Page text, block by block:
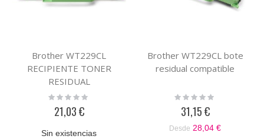
Brother WT229CL
RECIPIENTE TONER
RESIDUAL
Rating:
21,03 €
Sin existencias
Brother WT229CL bote
residual compatible
Rating:
31,15 €
Desde 28,04 €